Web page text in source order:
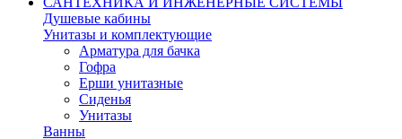
Душевые кабины
Унитазы и комплектующие
Арматура для бачка
Гофра
Ерши унитазные
Сиденья
Унитазы
Ванны